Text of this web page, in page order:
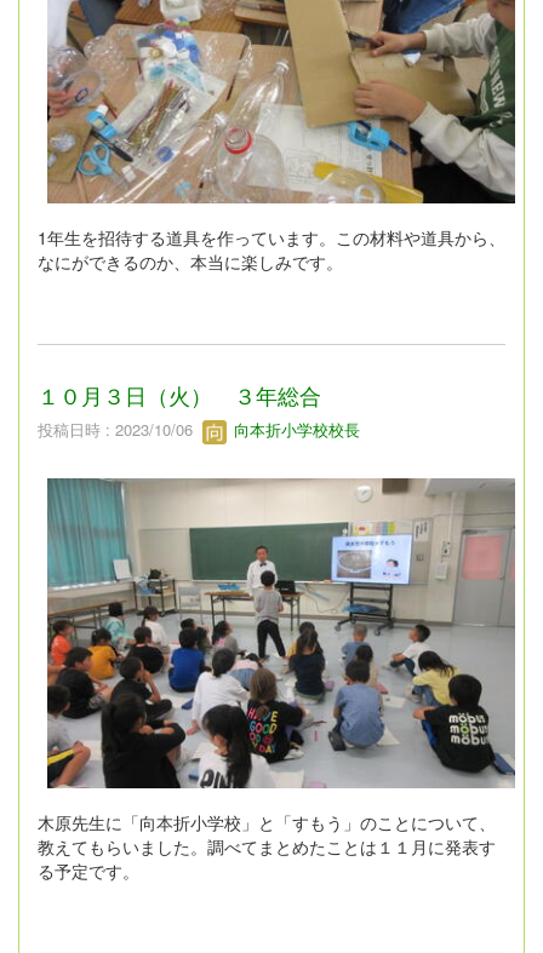
1年生を招待する道具を作っています。この材料や道具から、
なにができるのか、本当に楽しみです。
１０月３日（火） ３年総合
投稿日時 : 2023/10/06 向本折小学校校長
木原先生に「向本折小学校」と「すもう」のことについて、
教えてもらいました。調べてまとめたことは１１月に発表す
る予定です。